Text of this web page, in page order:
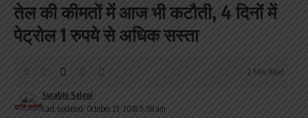
तेल की कीमतों में आज भी कटौती, 4 दिनों में
पेट्रोल 1 रुपये से अधिक सस्ता
Last updated: October 21, 2018 9:08 am
Surabhi Saloni
2 Min Read